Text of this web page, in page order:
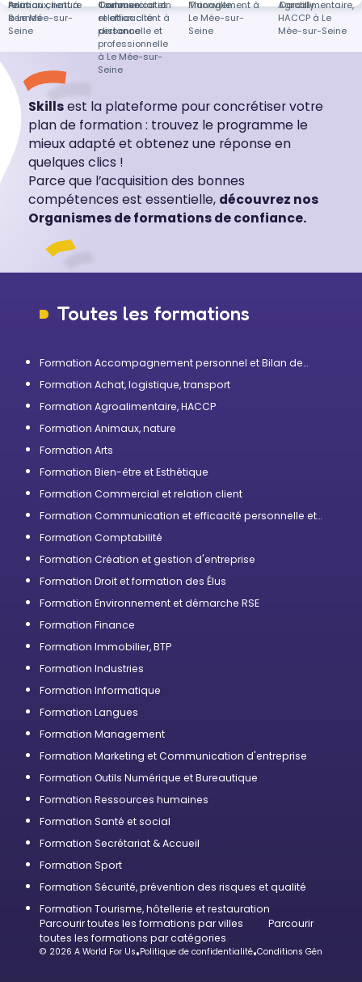
Paris
Toulouse
Thionville
Dardilly
relation client à
Rennes
Commercial et
relation client à
distance
Animaux, nature
à Le Mée-sur-
Seine
Communication
et efficacité
personnelle et
professionnelle
à Le Mée-sur-
Seine
Management à
Le Mée-sur-
Seine
Agroalimentaire,
HACCP à Le
Mée-sur-Seine
Skillsest la plateforme pour concrétiser votre
plan de formation : trouvez le programme le
mieux adapté et obtenez une réponse en
quelques clics !
Parce que l’acquisition des bonnes
compétences est essentielle, découvrez nos
Organismes de formations de confiance.
Toutes les formations
Formation Accompagnement personnel et Bilan de
Formation Achat, logistique, transport
Formation Agroalimentaire, HACCP
Formation Animaux, nature
Formation Arts
Formation Bien-être et Esthétique
Formation Commercial et relation client
Formation Communication et efficacité personnelle et
Formation Comptabilité
Formation Création et gestion d'entreprise
Formation Droit et formation des Élus
Formation Environnement et démarche RSE
Formation Finance
Formation Immobilier, BTP
Formation Industries
Formation Informatique
Formation Langues
Formation Management
Formation Marketing et Communication d'entreprise
Formation Outils Numérique et Bureautique
Formation Ressources humaines
Formation Santé et social
Formation Secrétariat & Accueil
Formation Sport
Formation Sécurité, prévention des risques et qualité
Formation Tourisme, hôtellerie et restauration
Parcourir toutes les formations par villes
Parcourir
toutes les formations par catégories
© 2026 A World For Us•Politique de confidentialité•Conditions Générales